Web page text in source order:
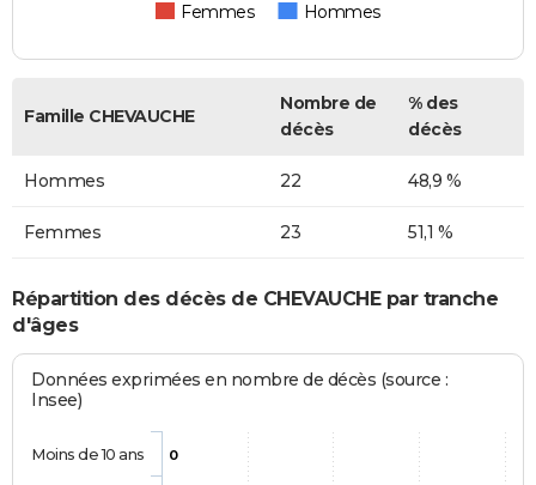
Femmes Hommes
Famille CHEVAUCHE
Nombre de
décès
% des
décès
Hommes 22 48,9 %
Femmes 23 51,1 %
Répartition des décès de CHEVAUCHE par tranche
d'âges
Données exprimées en nombre de décès (source :
Insee)
0
Moins de 10 ans